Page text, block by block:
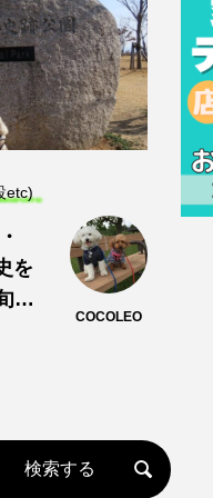
etc)
を
よ
COCOLEO